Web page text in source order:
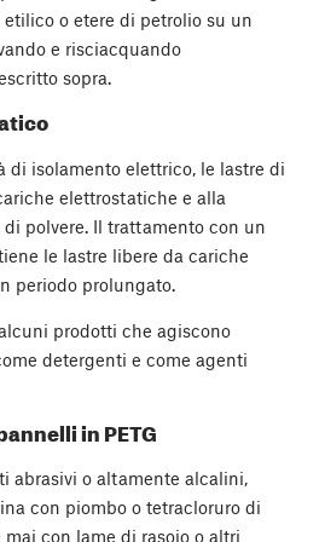
o etere di petrolio su un
e risciacquando
sopra.
di isolamento elettrico, le lastre di
elettrostatiche e alla
polvere. Il trattamento con un
le lastre libere da cariche
periodo prolungato.
prodotti che agiscono
detergenti e come agenti
in PETG
abrasivi o altamente alcalini,
con piombo o tetracloruro di
con lame di rasoio o altri